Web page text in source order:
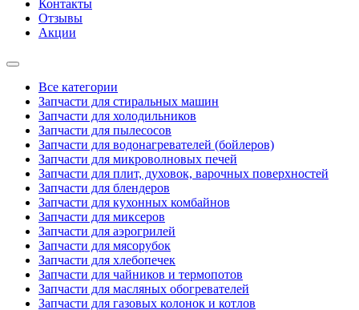
Контакты
Отзывы
Акции
Все категории
Запчасти для стиральных машин
Запчасти для холодильников
Запчасти для пылесосов
Запчасти для водонагревателей (бойлеров)
Запчасти для микроволновых печей
Запчасти для плит, духовок, варочных поверхностей
Запчасти для блендеров
Запчасти для кухонных комбайнов
Запчасти для миксеров
Запчасти для аэрогрилей
Запчасти для мясорубок
Запчасти для хлебопечек
Запчасти для чайников и термопотов
Запчасти для масляных обогревателей
Запчасти для газовых колонок и котлов